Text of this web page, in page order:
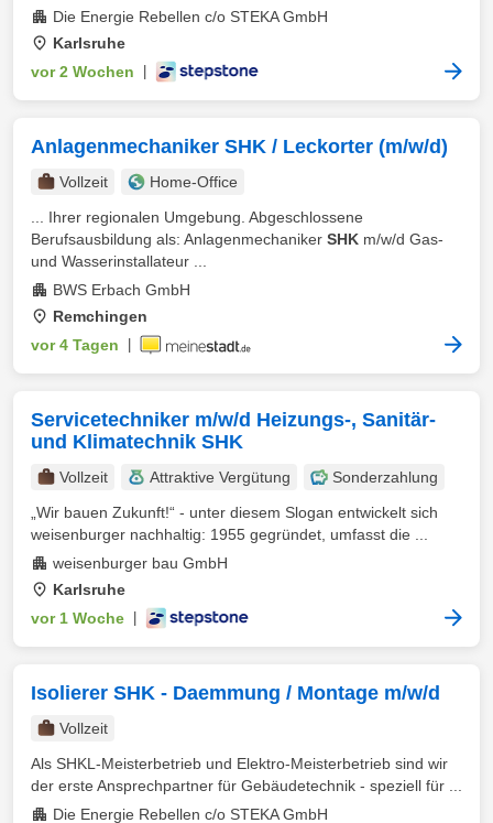
Die Energie Rebellen c/o STEKA GmbH
Karlsruhe
vor 2 Wochen
Anlagenmechaniker SHK / Leckorter (m/w/d)
Vollzeit
Home-Office
... Ihrer regionalen Umgebung. Abgeschlossene
Berufsausbildung als: Anlagenmechaniker SHK m/w/d Gas-
und Wasserinstallateur ...
BWS Erbach GmbH
Remchingen
vor 4 Tagen
Servicetechniker m/w/d Heizungs-, Sanitär-
und Klimatechnik SHK
Vollzeit Attraktive Vergütung
Sonderzahlung
„Wir bauen Zukunft!“ - unter diesem Slogan entwickelt sich
weisenburger nachhaltig: 1955 gegründet, umfasst die ...
weisenburger bau GmbH
Karlsruhe
vor 1 Woche
Isolierer SHK - Daemmung / Montage m/w/d
Vollzeit
Als SHKL-Meisterbetrieb und Elektro-Meisterbetrieb sind wir
der erste Ansprechpartner für Gebäudetechnik - speziell für ...
Die Energie Rebellen c/o STEKA GmbH